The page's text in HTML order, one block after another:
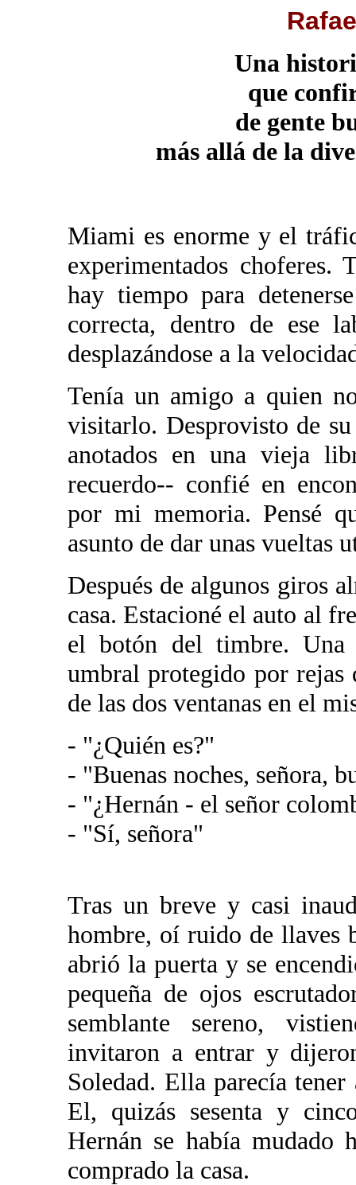
Una
que
de gente
más allá de la
Miami es enorme y el
experimentados choferes.
hay tiempo para
correcta, dentro de ese
desplazándose a la
Tenía un amigo a quien
visitarlo. Desprovisto de
anotados en una vieja
recuerdo-- confié en
por mi memoria. Pensé
asunto de dar unas vueltas
Después de algunos giros
casa. Estacioné el auto al
el botón del timbre.
umbral protegido por rejas
de las dos ventanas en el
- "¿Quién es?"
- "Buenas noches, señora,
- "¿Hernán - el señor
- "Sí, señora"
Tras un breve y casi
hombre, oí ruido de llaves
abrió la puerta y se
pequeña de ojos
semblante sereno,
invitaron a entrar y
Soledad. Ella parecía tener
El, quizás sesenta y
Hernán se había mudado
comprado la casa.